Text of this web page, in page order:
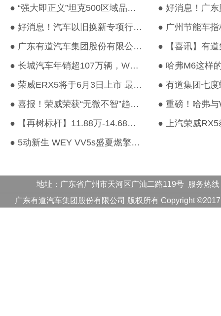
● “强大即正义”坦克500区域品鉴会-广州站圆满结束！
● 好消息！汽车以旧换新专项行动继续实施。《广东省进一步促进消费...
● 广东有道汽车集团股份有限公司荣登2018中国汽车经销商集团百强排...
● 长城汽车年销超107万辆，WEY大获成功，哈弗实力领跑！
● 荣威ERX5将于6月3日上市 最大续航里程超400km
● 喜报！荣威荣获“无微不智”趋势商家大奖！
● 【再树标杆】11.88万-14.68万元 全新哈弗H6潮流上市！
● 5动新生 WEY VV5s盛夏燃擎之旅一触即发
地址：广东省广州市天河区广汕二路119号 服务热线
广东有道汽车集团股份有限公司 版权所有 Copyright